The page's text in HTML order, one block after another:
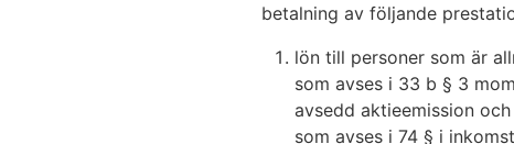
betalning av följande
lön till personer som är
som avses i 33 b § 3
avsedd aktieemission
som avses i 74 § i